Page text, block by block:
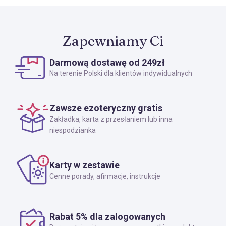
Zapewniamy Ci
Darmową dostawę od 249zł
Na terenie Polski dla klientów indywidualnych
Zawsze ezoteryczny gratis
Zakładka, karta z przesłaniem lub inna
niespodzianka
Karty w zestawie
Cenne porady, afirmacje, instrukcje
Rabat 5% dla zalogowanych